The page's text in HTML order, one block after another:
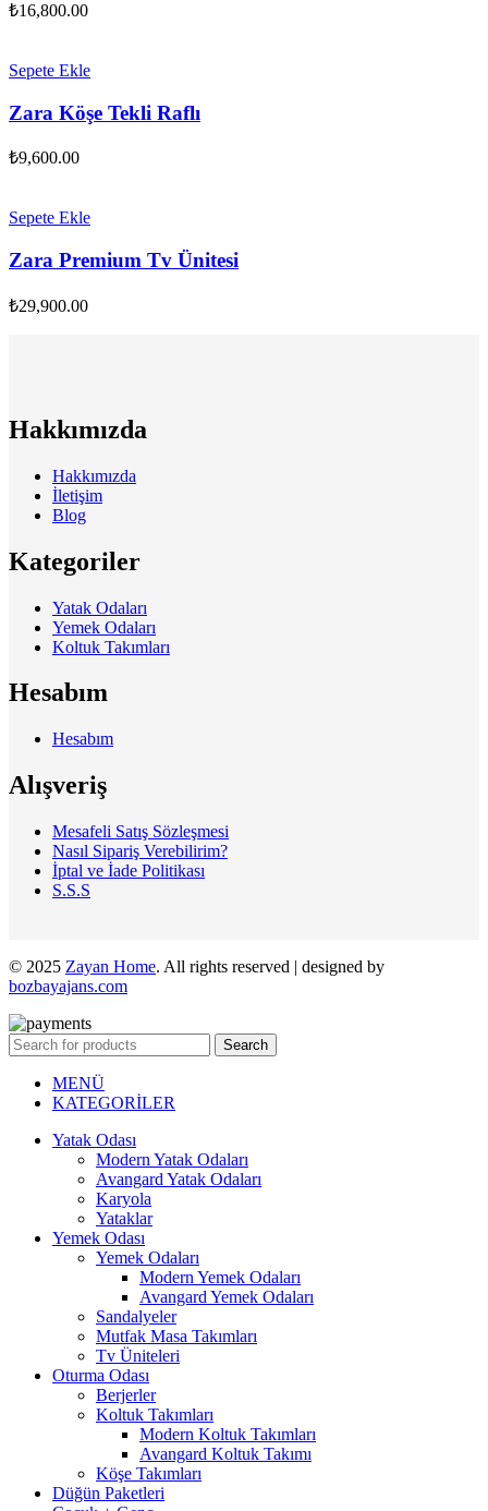
₺16,800.00
Sepete Ekle
Zara Köşe Tekli Raflı
₺9,600.00
Sepete Ekle
Zara Premium Tv Ünitesi
₺29,900.00
Hakkımızda
Hakkımızda
İletişim
Blog
Kategoriler
Yatak Odaları
Yemek Odaları
Koltuk Takımları
Hesabım
Hesabım
Alışveriş
Mesafeli Satış Sözleşmesi
Nasıl Sipariş Verebilirim?
İptal ve İade Politikası
S.S.S
© 2025 Zayan Home. All rights reserved | designed by
bozbayajans.com
Search
MENÜ
KATEGORİLER
Yatak Odası
Modern Yatak Odaları
Avangard Yatak Odaları
Karyola
Yataklar
Yemek Odası
Yemek Odaları
Modern Yemek Odaları
Avangard Yemek Odaları
Sandalyeler
Mutfak Masa Takımları
Tv Üniteleri
Oturma Odası
Berjerler
Koltuk Takımları
Modern Koltuk Takımları
Avangard Koltuk Takımı
Köşe Takımları
Düğün Paketleri